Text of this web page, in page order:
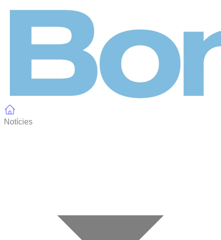
Notícies